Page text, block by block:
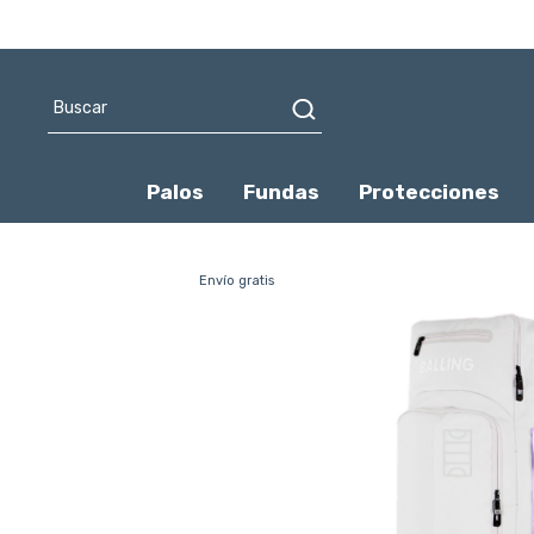
Palos Fundas Protecciones
Envío gratis